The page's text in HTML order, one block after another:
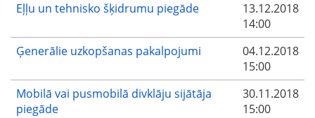
Eļļu un tehnisko šķidrumu piegāde
13.12.2018
14:00
Ģenerālie uzkopšanas pakalpojumi
04.12.2018
15:00
Mobilā vai pusmobilā divklāju sijātāja
piegāde
30.11.2018
15:00